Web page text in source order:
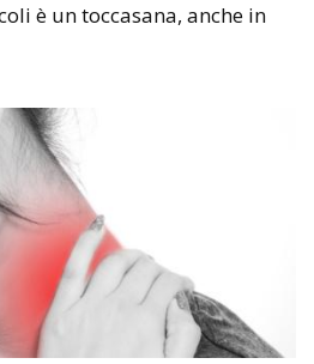
è un toccasana, anche in